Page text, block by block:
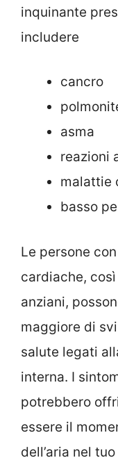
inquinante
includere
cancro
asma
reazioni
malattie
basso
Le persone
cardiache,
anziani,
maggiore di
salute legati
interna. I
potrebbero
essere il
dell’aria nel